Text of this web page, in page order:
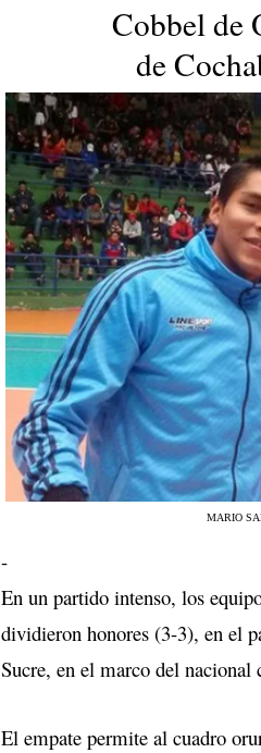
Cobbel de
de
MARIO
-
En un partido intenso, los
dividieron honores (3-3), en el
Sucre, en el marco del
El empate permite al cuadro